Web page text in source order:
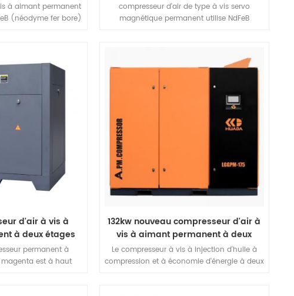
à aimant permanent
(néodyme fer bore)
a une petite
rendement élevé, un
série d'avantages.
compresseur d'air de type à vis servo
magnétique permanent utilise NdFeB
fabrication de terres rares Le moteur à
poids léger, un rendement élevé, un bon
caractère, etc., une série d'avantages.
d'air à vis à
à deux étages
permanent à
est à haut
132kw nouveau compresseur d'air à
vis à aimant permanent à deux
étages
Le compresseur à vis à injection d'huile à
compression et à économie d'énergie à deux